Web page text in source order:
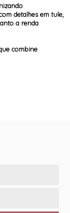
detalhes em tule,
a renda
combine